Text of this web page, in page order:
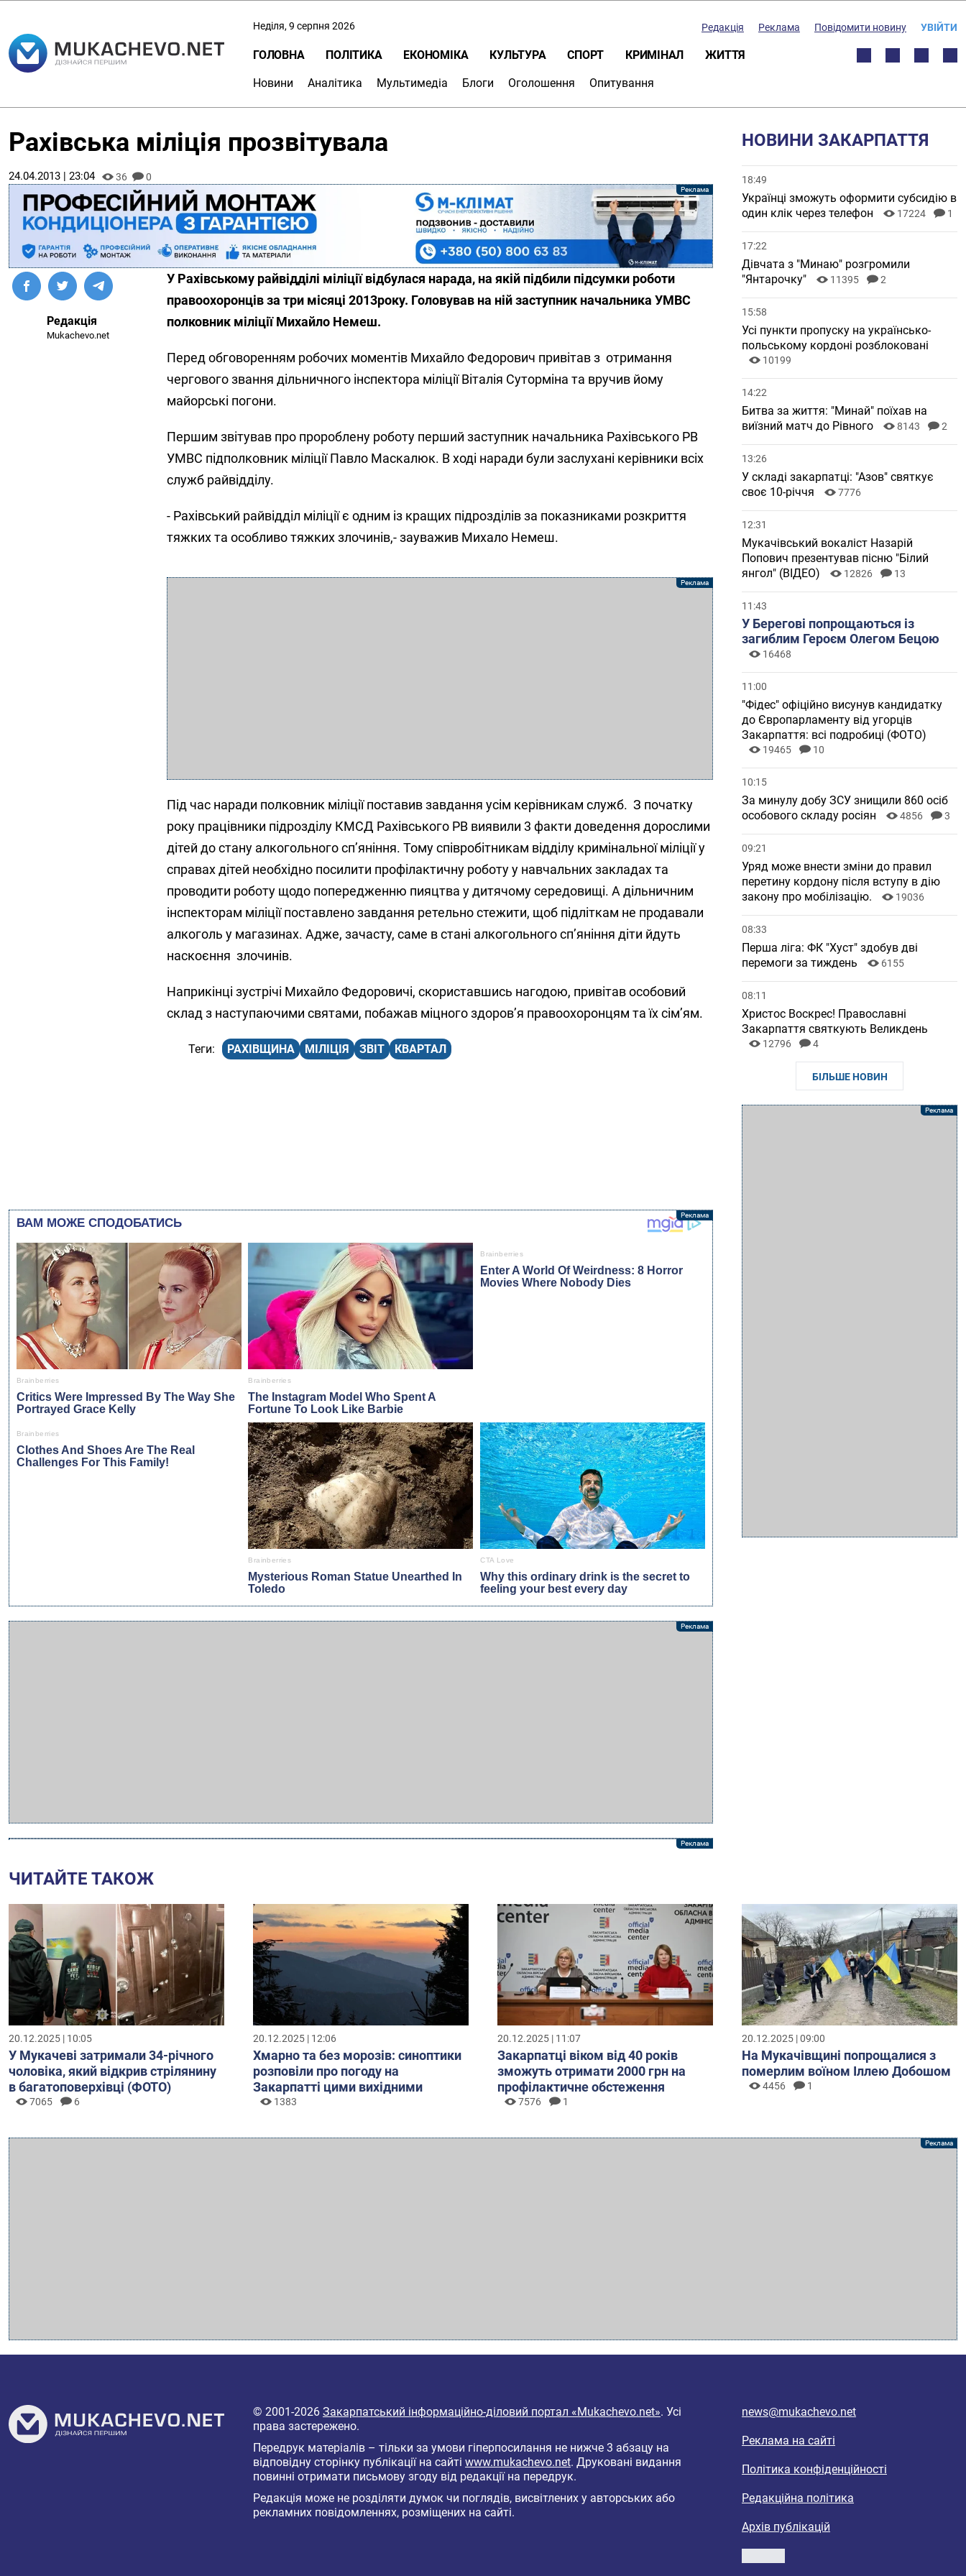
Неділя, 9 серпня 2026 Редакція Реклама Повідомити новину УВІЙТИ
ГОЛОВНА ПОЛІТИКА ЕКОНОМІКА КУЛЬТУРА СПОРТ КРИМІНАЛ ЖИТТЯ
Новини Аналітика Мультимедіа Блоги Оголошення Опитування
Рахівська міліція прозвітувала
24.04.2013 | 23:04 36 0
Редакція
Mukachevo.net
У Рахівському райвідділі міліції відбулася нарада, на якій підбили підсумки роботи
правоохоронців за три місяці 2013року. Головував на ній заступник начальника УМВС
полковник міліції Михайло Немеш.
Перед обговоренням робочих моментів Михайло Федорович привітав з отримання
чергового звання дільничного інспектора міліції Віталія Суторміна та вручив йому
майорські погони.
Першим звітував про пророблену роботу перший заступник начальника Рахівського РВ
УМВС підполковник міліції Павло Маскалюк. В ході наради були заслухані керівники всіх
служб райвідділу.
- Рахівський райвідділ міліції є одним із кращих підрозділів за показниками розкриття
тяжких та особливо тяжких злочинів,- зауважив Михало Немеш.
Під час наради полковник міліції поставив завдання усім керівникам служб. З початку
року працівники підрозділу КМСД Рахівського РВ виявили 3 факти доведення дорослими
дітей до стану алкогольного сп’яніння. Тому співробітникам відділу кримінальної міліції у
справах дітей необхідно посилити профілактичну роботу у навчальних закладах та
проводити роботу щодо попередженню пияцтва у дитячому середовищі. А дільничним
інспекторам міліції поставлено завдання ретельно стежити, щоб підліткам не продавали
алкоголь у магазинах. Адже, зачасту, саме в стані алкогольного сп’яніння діти йдуть
наскоєння злочинів.
Наприкінці зустрічі Михайло Федоровичі, скориставшись нагодою, привітав особовий
склад з наступаючими святами, побажав міцного здоров’я правоохоронцям та їх сім’ям.
РАХІВЩИНА МІЛІЦІЯ ЗВІТ КВАРТАЛ
НОВИНИ ЗАКАРПАТТЯ
18:49
Українці зможуть оформити субсидію в
один клік через телефон
17224 1
17:22
Дівчата з "Минаю" розгромили
"Янтарочку"
11395 2
15:58
Усі пункти пропуску на українсько-
польському кордоні розблоковані
10199
14:22
Битва за життя: "Минай" поїхав на
виїзний матч до Рівного
8143 2
13:26
У складі закарпатці: "Азов" святкує
своє 10-річчя
7776
12:31
Мукачівський вокаліст Назарій
Попович презентував пісню "Білий
янгол" (ВІДЕО)
12826 13
11:43
У Берегові попрощаються із
загиблим Героєм Олегом Бецою
16468
11:00
"Фідес" офіційно висунув кандидатку
до Європарламенту від угорців
Закарпаття: всі подробиці (ФОТО)
19465 10
10:15
За минулу добу ЗСУ знищили 860 осіб
особового складу росіян
4856 3
09:21
Уряд може внести зміни до правил
перетину кордону після вступу в дію
закону про мобілізацію.
19036
08:33
Перша ліга: ФК "Хуст" здобув дві
перемоги за тиждень
6155
08:11
Христос Воскрес! Православні
Закарпаття святкують Великдень
12796 4
БІЛЬШЕ НОВИН
ЧИТАЙТЕ ТАКОЖ
20.12.2025 | 10:05
У Мукачеві затримали 34-річного
чоловіка, який відкрив стрілянину
в багатоповерхівці (ФОТО)
7065 6
20.12.2025 | 12:06
Хмарно та без морозів: синоптики
розповіли про погоду на
Закарпатті цими вихідними
1383
20.12.2025 | 11:07
Закарпатці віком від 40 років
зможуть отримати 2000 грн на
профілактичне обстеження
7576 1
20.12.2025 | 09:00
На Мукачівщині попрощалися з
померлим воїном Іллею Добошом
4456 1
© 2001-2026 Закарпатський інформаційно-діловий портал «Mukachevo.net». Усі
права застережено.
Передрук матеріалів – тільки за умови гіперпосилання не нижче 3 абзацу на
відповідну сторінку публікації на сайті www.mukachevo.net. Друковані видання
повинні отримати письмову згоду від редакції на передрук.
Редакція може не розділяти думок чи поглядів, висвітлених у авторських або
рекламних повідомленнях, розміщених на сайті.
news@mukachevo.net
Реклама на сайті
Політика конфіденційності
Редакційна політика
Архів публікацій